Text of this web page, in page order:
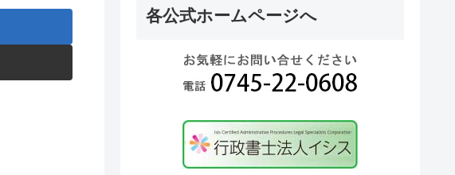
各公式ホームページへ